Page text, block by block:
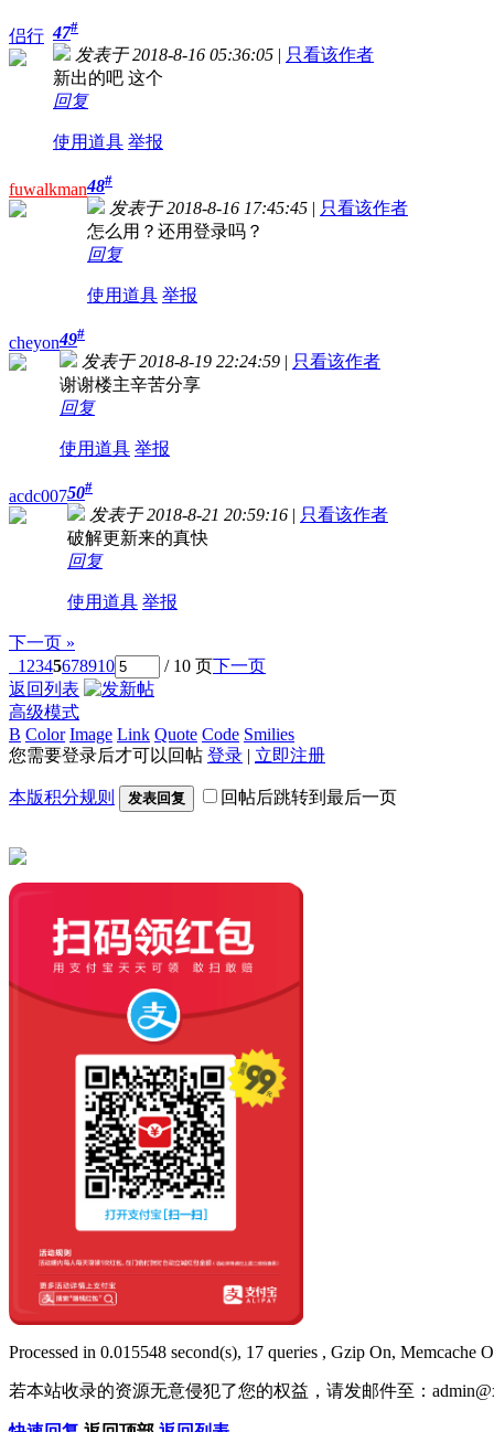
侣行 47#
发表于 2018-8-16 05:36:05 | 只看该作者
新出的吧 这个
回复
使用道具 举报
fuwalkman48#
发表于 2018-8-16 17:45:45 | 只看该作者
怎么用？还用登录吗？
回复
使用道具 举报
cheyon49#
发表于 2018-8-19 22:24:59 | 只看该作者
谢谢楼主辛苦分享
回复
使用道具 举报
acdc00750#
发表于 2018-8-21 20:59:16 | 只看该作者
破解更新来的真快
回复
使用道具 举报
下一页 »
1 2345678910 / 10 页下一页
返回列表
高级模式
B Color Image Link Quote Code Smilies
您需要登录后才可以回帖 登录 | 立即注册
本版积分规则 发表回复 回帖后跳转到最后一页
Processed in 0.015548 second(s), 17 queries , Gzip On, Memcache
若本站收录的资源无意侵犯了您的权益，请发邮件至：